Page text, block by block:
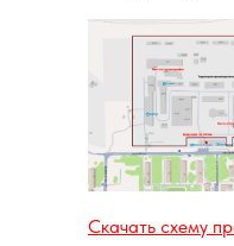
Скачать схему